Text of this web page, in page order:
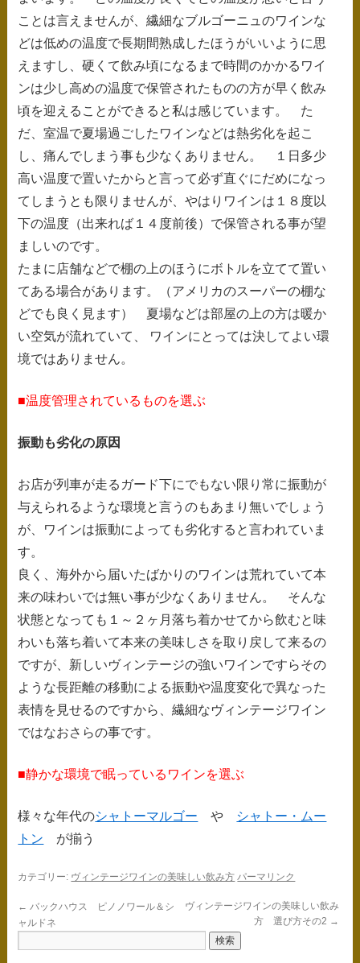
ことは言えませんが、繊細なブルゴーニュのワインな
どは低めの温度で長期間熟成したほうがいいように思
えますし、硬くて飲み頃になるまで時間のかかるワイ
ンは少し高めの温度で保管されたものの方が早く飲み
頃を迎えることができると私は感じています。 た
だ、室温で夏場過ごしたワインなどは熱劣化を起こ
し、痛んでしまう事も少なくありません。 １日多少
高い温度で置いたからと言って必ず直ぐにだめになっ
てしまうとも限りませんが、やはりワインは１８度以
下の温度（出来れば１４度前後）で保管される事が望
ましいのです。
たまに店舗などで棚の上のほうにボトルを立てて置い
てある場合があります。（アメリカのスーパーの棚な
どでも良く見ます） 夏場などは部屋の上の方は暖か
い空気が流れていて、 ワインにとっては決してよい環
境ではありません。
■温度管理されているものを選ぶ
振動も劣化の原因
お店が列車が走るガード下にでもない限り常に振動が
与えられるような環境と言うのもあまり無いでしょう
が、ワインは振動によっても劣化すると言われていま
す。
良く、海外から届いたばかりのワインは荒れていて本
来の味わいでは無い事が少なくありません。 そんな
状態となっても１～２ヶ月落ち着かせてから飲むと味
わいも落ち着いて本来の美味しさを取り戻して来るの
ですが、新しいヴィンテージの強いワインですらその
ような長距離の移動による振動や温度変化で異なった
表情を見せるのですから、繊細なヴィンテージワイン
ではなおさらの事です。
■静かな環境で眠っているワインを選ぶ
様々な年代のシャトーマルゴー や シャトー・ムー
トン が揃う
カテゴリー: ヴィンテージワインの美味しい飲み方 パーマリンク
← バックハウス ピノノワール＆シ
ャルドネ
ヴィンテージワインの美味しい飲み
方 選び方その2 →